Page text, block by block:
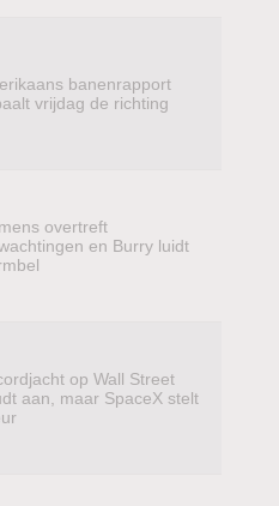
banenrapport
vrijdag de richting
overtreft
en Burry luidt
op Wall Street
aan, maar SpaceX stelt